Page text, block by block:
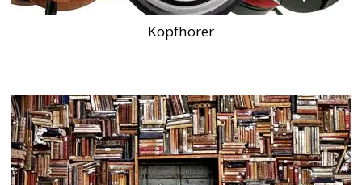
Kopfhörer